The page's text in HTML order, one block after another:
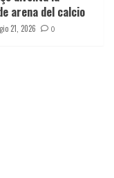
arena del calcio
21, 2026 0